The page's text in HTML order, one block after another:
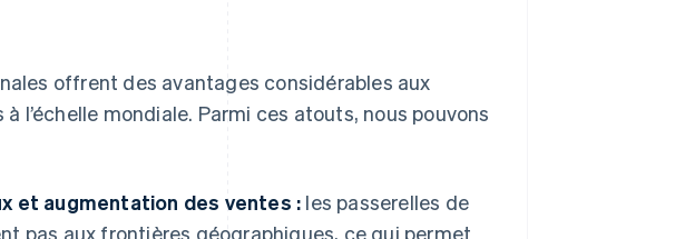
offrent des avantages considérables aux
l’échelle mondiale. Parmi ces atouts, nous pouvons
et augmentation des ventes : les passerelles de
pas aux frontières géographiques, ce qui permet